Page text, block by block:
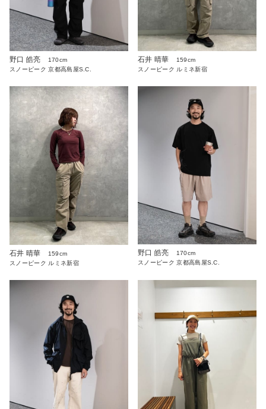
野口 皓亮
170cm
スノーピーク 京都高島屋S.C.
石井 晴華
159cm
スノーピーク ルミネ新宿
石井 晴華
159cm
スノーピーク ルミネ新宿
野口 皓亮
170cm
スノーピーク 京都高島屋S.C.